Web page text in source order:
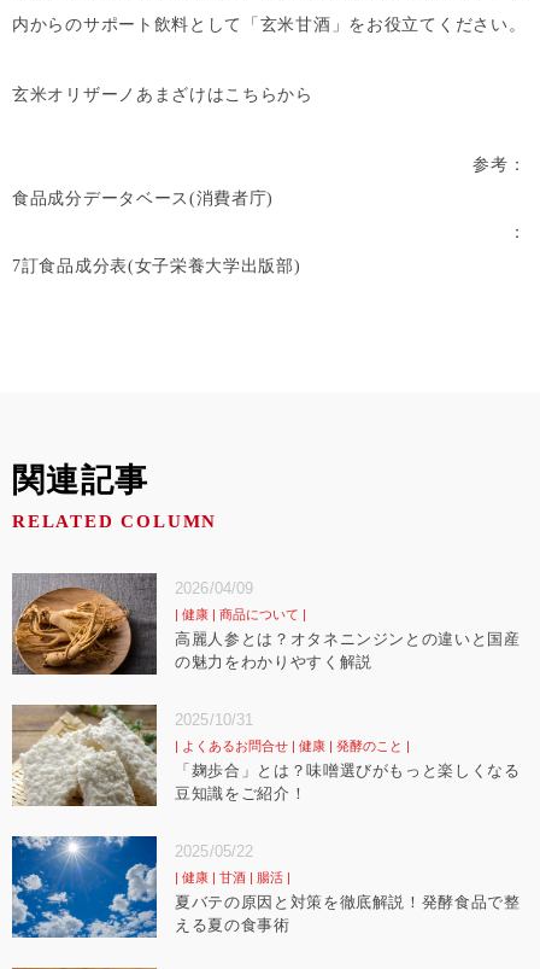
内からのサポート飲料として「玄米甘酒」をお役立てください。
玄米オリザーノあまざけはこちらから
参考：
食品成分データベース(消費者庁)
：
7訂食品成分表(女子栄養大学出版部)
関連記事
RELATED COLUMN
2026/04/09
健康 商品について
高麗人参とは？オタネニンジンとの違いと国産
の魅力をわかりやすく解説
2025/10/31
よくあるお問合せ 健康 発酵のこと
「麹歩合」とは？味噌選びがもっと楽しくなる
豆知識をご紹介！
2025/05/22
健康 甘酒 腸活
夏バテの原因と対策を徹底解説！発酵食品で整
える夏の食事術